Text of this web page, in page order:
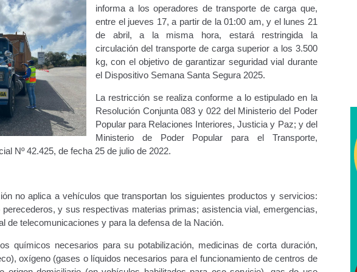
publicidad en vehículos.
de Transporte Público de Personas (RUTAS SUB URBANAS-
Única de Trámite Registro Original de Licencia de Conducir Tercer Grado (3°).
Registro Original de Licencia para Conducir Quinto Grado (5°).
(2°) – (Mayores de 16 años). Registro Original de Licencia para Conducir
Público y Privado de Personas – Servicio Frecuente Servicios Conexos
Estacionamiento Trabajos en la Vía Pública Transporte de Carga
– Servicio Frecuente Vehículo Vehículos Recuperados Depositados en
informa a los operadores de transporte de carga que,
entre el jueves 17, a partir de la 01:00 am, y el lunes 21
de abril, a la misma hora, estará restringida la
circulación del transporte de carga superior a los 3.500
kg, con el objetivo de garantizar seguridad vial durante
el Dispositivo Semana Santa Segura 2025.
La restricción se realiza conforme a lo estipulado en la
Resolución Conjunta 083 y 022 del Ministerio del Poder
Popular para Relaciones Interiores, Justicia y Paz; y del
Ministerio de Poder Popular para el Transporte,
Nº 42.425, de fecha 25 de julio de 2022.
no aplica a vehículos que transportan los siguientes productos y servicios:
y sus respectivas materias primas; asistencia vial, emergencias,
de telecomunicaciones y para la defensa de la Nación.
químicos necesarios para su potabilización, medicinas de corta duración,
oxígeno (gases o líquidos necesarios para el funcionamiento de centros de